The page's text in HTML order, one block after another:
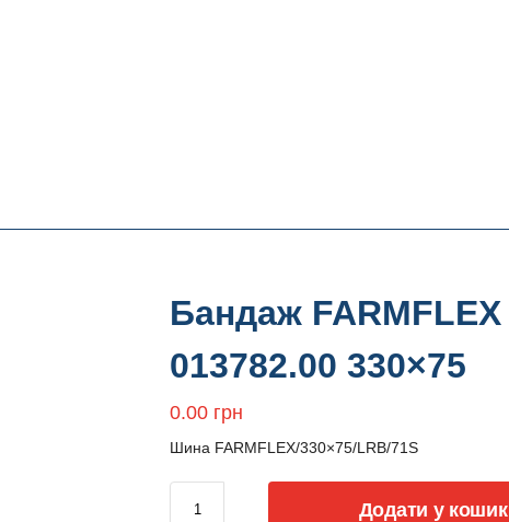
Бандаж FARMFLEX
013782.00 330×75
0.00 грн
Шина FARMFLEX/330×75/LRB/71S
Додати у кошик